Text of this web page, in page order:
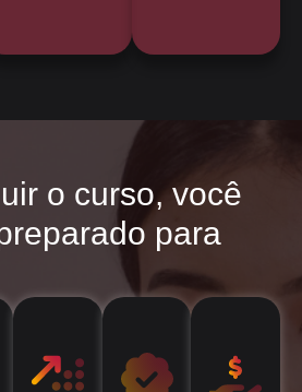
o curso, você
para